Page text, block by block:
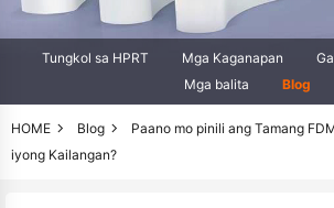
Tungkol sa HPRT Mga Kaganapan
Mga balita
Blog
HOME Blog
Paano mo pinili ang Tamang
iyong Kailangan?